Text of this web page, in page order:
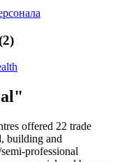
offered 22 trade
building and
professional